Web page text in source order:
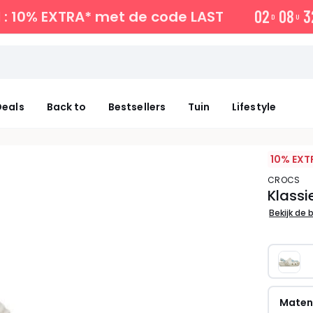
10% EXTRA* met de code LAST 02 D 08 U 3
Back to Bestsellers Tuin Lifestyle
10%
CROCS
Bekijk de
Maten